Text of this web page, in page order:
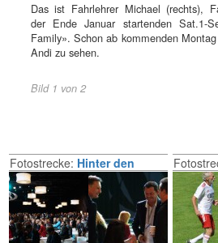
Das ist Fahrlehrer Michael (rechts),
der Ende Januar startenden Sat.1-
Family». Schon ab kommenden
Andi zu sehen.
Bild 1 von 2
Fotostrecke: Hinter den
Kulissen vom «TV-Duell
2013»